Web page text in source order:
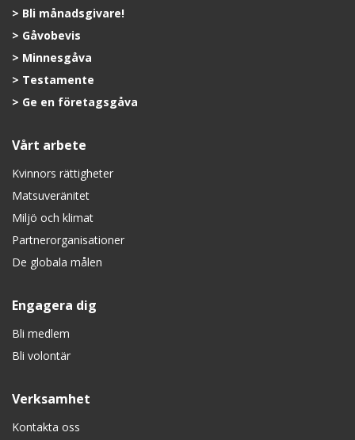
Bli månadsgivare!
Gåvobevis
Minnesgåva
Testamente
Ge en företagsgåva
Vårt arbete
Kvinnors rättigheter
Matsuveränitet
Miljö och klimat
Partnerorganisationer
De globala målen
Engagera dig
Bli medlem
Bli volontär
Verksamhet
Kontakta oss